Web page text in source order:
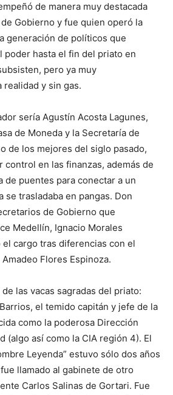
de manera muy destacada
Gobierno y fue quien operó la
generación de políticos que
poder hasta el fin del priato en
pero ya muy
y sin gas.
sería Agustín Acosta Lagunes,
de Moneda y la Secretaría de
de los mejores del siglo pasado,
control en las finanzas, además de
de puentes para conectar a un
se trasladaba en pangas. Don
de Gobierno que
Medellín, Ignacio Morales
cargo tras diferencias con el
Flores Espinoza.
las vacas sagradas del priato:
el temido capitán y jefe de la
como la poderosa Dirección
(algo así como la CIA región 4). El
Leyenda” estuvo sólo dos años
llamado al gabinete de otro
Carlos Salinas de Gortari. Fue